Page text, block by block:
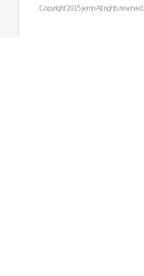
Copyright 2015 jemn All rights reserved.